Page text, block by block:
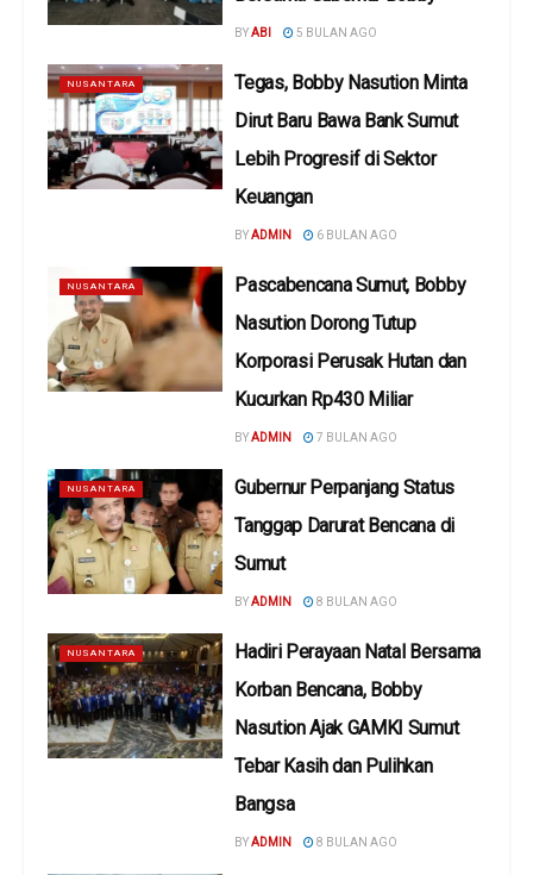
BYABI 5 BULAN AGO
NUSANTARA
Tegas, Bobby Nasution Minta
Dirut Baru Bawa Bank Sumut
Lebih Progresif di Sektor
Keuangan
BYADMIN 6 BULAN AGO
NUSANTARA
Pascabencana Sumut, Bobby
Nasution Dorong Tutup
Korporasi Perusak Hutan dan
Kucurkan Rp430 Miliar
BYADMIN 7 BULAN AGO
NUSANTARA
Gubernur Perpanjang Status
Tanggap Darurat Bencana di
Sumut
BYADMIN 8 BULAN AGO
NUSANTARA
Hadiri Perayaan Natal Bersama
Korban Bencana, Bobby
Nasution Ajak GAMKI Sumut
Tebar Kasih dan Pulihkan
Bangsa
BYADMIN 8 BULAN AGO